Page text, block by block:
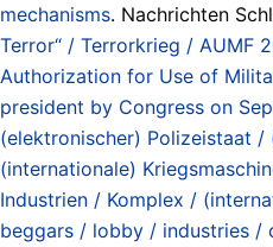
mechanisms. Nachrichten
Terror“ / Terrorkrieg / AUMF
Authorization for Use of
president by Congress on
(elektronischer) Polizeistaat
(internationale)
Industrien / Komplex /
beggars / lobby / industries /